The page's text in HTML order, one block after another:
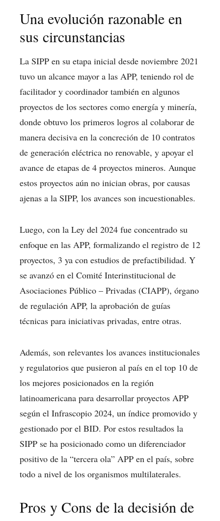
Una evolución razonable en
sus circunstancias
La SIPP en su etapa inicial desde noviembre 2021
tuvo un alcance mayor a las APP, teniendo rol de
facilitador y coordinador también en algunos
proyectos de los sectores como energía y minería,
donde obtuvo los primeros logros al colaborar de
manera decisiva en la concreción de 10 contratos
de generación eléctrica no renovable, y apoyar el
avance de etapas de 4 proyectos mineros. Aunque
estos proyectos aún no inician obras, por causas
ajenas a la SIPP, los avances son incuestionables.
Luego, con la Ley del 2024 fue concentrado su
enfoque en las APP, formalizando el registro de 12
proyectos, 3 ya con estudios de prefactibilidad. Y
se avanzó en el Comité Interinstitucional de
Asociaciones Público – Privadas (CIAPP), órgano
de regulación APP, la aprobación de guías
técnicas para iniciativas privadas, entre otras.
Además, son relevantes los avances institucionales
y regulatorios que pusieron al país en el top 10 de
los mejores posicionados en la región
latinoamericana para desarrollar proyectos APP
según el Infrascopio 2024, un índice promovido y
gestionado por el BID. Por estos resultados la
SIPP se ha posicionado como un diferenciador
positivo de la “tercera ola” APP en el país, sobre
todo a nivel de los organismos multilaterales.
Pros y Cons de la decisión de